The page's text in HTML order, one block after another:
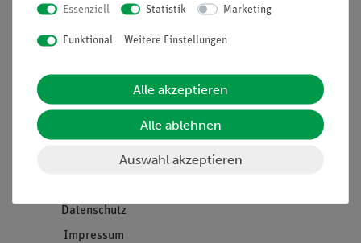
Informationen
Projekte und Lösungen
Presse
Datenschutz
Impressum
Service
Beratung & Showroom
Inventarisierungs- &
Inbetriebnahme & Schulungen
Essenziell Statistik Marketing
Funktional Weitere Einstellungen
Alle akzeptieren
Alle ablehnen
Auswahl akzeptieren